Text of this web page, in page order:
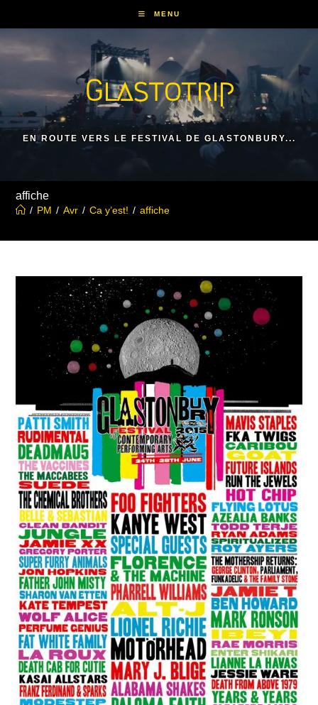
content
MENU
Glastotrip
EN ROUTE VERS LE FESTIVAL DE GLASTONBURY...
affiche
/ PM / Avr / Ca y’est! / affiche